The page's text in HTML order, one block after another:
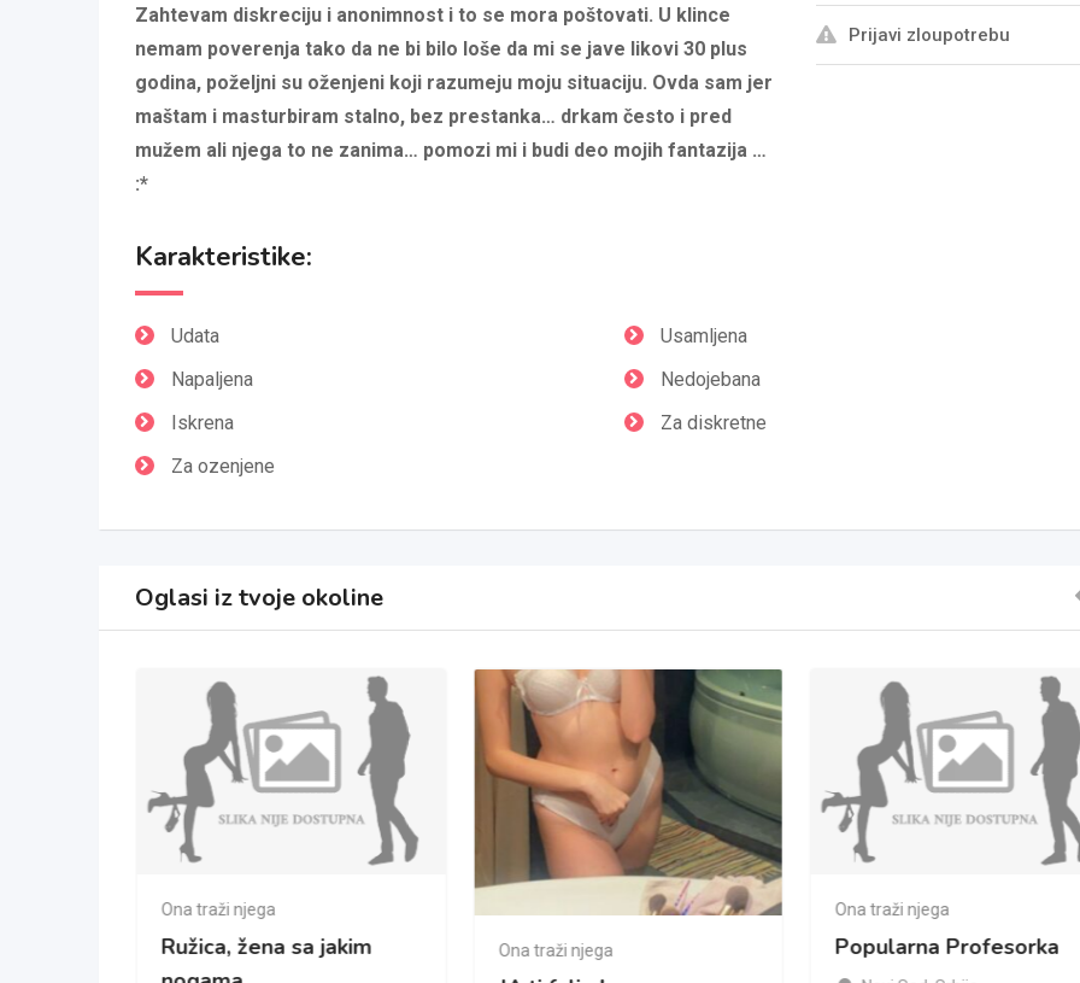
Zahtevam diskreciju i anonimnost i to se mora poštovati. U klince
nemam poverenja tako da ne bi bilo loše da mi se jave likovi 30 plus
godina, poželjni su oženjeni koji razumeju moju situaciju. Ovda sam jer
maštam i masturbiram stalno, bez prestanka… drkam često i pred
mužem ali njega to ne zanima… pomozi mi i budi deo mojih fantazija …
:*
Prijavi zloupotrebu
Karakteristike:
Udata
Usamljena
Napaljena
Nedojebana
Iskrena
Za diskretne
Za ozenjene
Oglasi iz tvoje okoline
Ona traži njega
Ružica, žena sa jakim
Ona traži njega
Ona traži njega
Popularna Profesorka